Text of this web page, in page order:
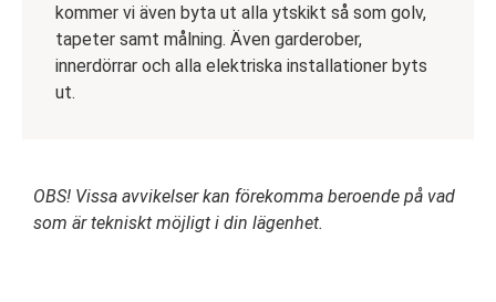
kommer vi även byta ut alla ytskikt så som golv,
tapeter samt målning. Även garderober,
innerdörrar och alla elektriska installationer byts
ut.
OBS! Vissa avvikelser kan förekomma beroende på vad
som är tekniskt möjligt i din lägenhet.